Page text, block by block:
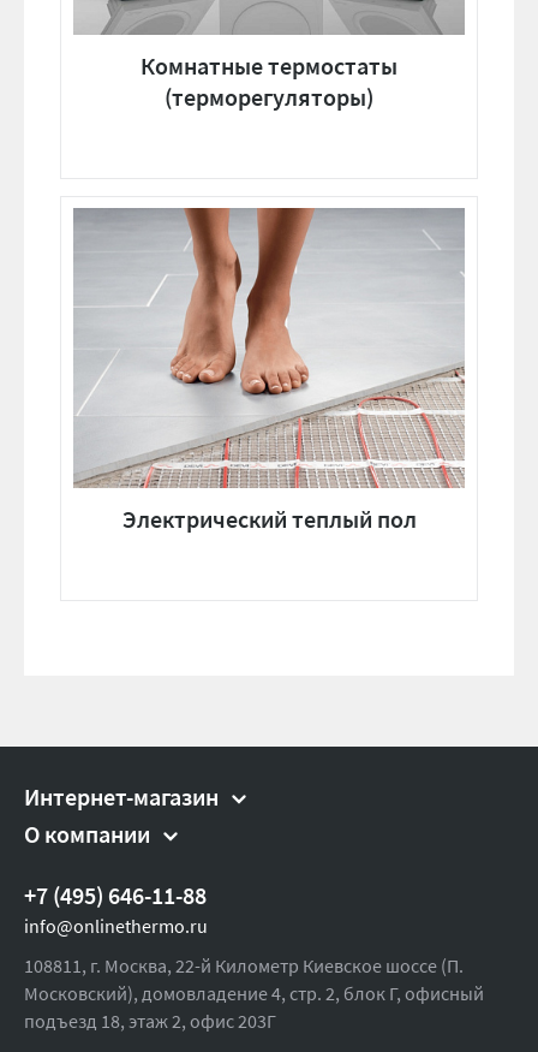
Комнатные термостаты
(терморегуляторы)
Электрический теплый пол
Интернет-магазин
О компании
+7 (495) 646-11-88
info@onlinethermo.ru
108811, г. Москва, 22-й Километр Киевское шоссе (П.
Московский), домовладение 4, стр. 2, блок Г, офисный
подъезд 18, этаж 2, офис 203Г